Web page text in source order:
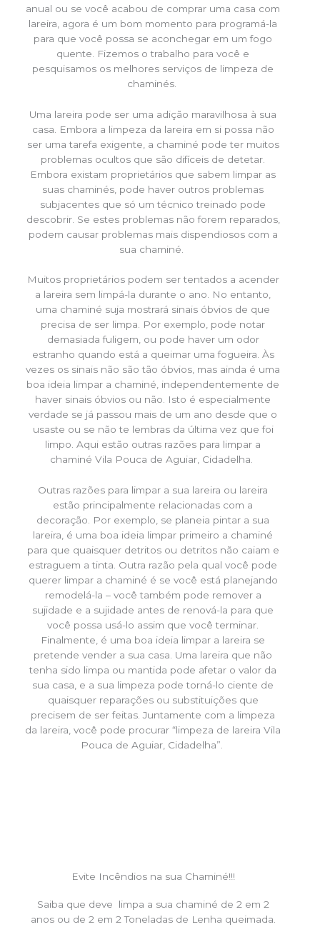
anual ou se você acabou de comprar uma casa com
lareira, agora é um bom momento para programá-la
para que você possa se aconchegar em um fogo
quente. Fizemos o trabalho para você e
pesquisamos os melhores serviços de limpeza de
chaminés.
Uma lareira pode ser uma adição maravilhosa à sua
casa. Embora a limpeza da lareira em si possa não
ser uma tarefa exigente, a chaminé pode ter muitos
problemas ocultos que são difíceis de detetar.
Embora existam proprietários que sabem limpar as
suas chaminés, pode haver outros problemas
subjacentes que só um técnico treinado pode
descobrir. Se estes problemas não forem reparados,
podem causar problemas mais dispendiosos com a
sua chaminé.
Muitos proprietários podem ser tentados a acender
a lareira sem limpá-la durante o ano. No entanto,
uma chaminé suja mostrará sinais óbvios de que
precisa de ser limpa. Por exemplo, pode notar
demasiada fuligem, ou pode haver um odor
estranho quando está a queimar uma fogueira. Às
vezes os sinais não são tão óbvios, mas ainda é uma
boa ideia limpar a chaminé, independentemente de
haver sinais óbvios ou não. Isto é especialmente
verdade se já passou mais de um ano desde que o
usaste ou se não te lembras da última vez que foi
limpo. Aqui estão outras razões para limpar a
chaminé Vila Pouca de Aguiar, Cidadelha.
Outras razões para limpar a sua lareira ou lareira
estão principalmente relacionadas com a
decoração. Por exemplo, se planeia pintar a sua
lareira, é uma boa ideia limpar primeiro a chaminé
para que quaisquer detritos ou detritos não caiam e
estraguem a tinta. Outra razão pela qual você pode
querer limpar a chaminé é se você está planejando
remodelá-la – você também pode remover a
sujidade e a sujidade antes de renová-la para que
você possa usá-lo assim que você terminar.
Finalmente, é uma boa ideia limpar a lareira se
pretende vender a sua casa. Uma lareira que não
tenha sido limpa ou mantida pode afetar o valor da
sua casa, e a sua limpeza pode torná-lo ciente de
quaisquer reparações ou substituições que
precisem de ser feitas. Juntamente com a limpeza
da lareira, você pode procurar “limpeza de lareira Vila
Pouca de Aguiar, Cidadelha”.
Evite Incêndios na sua Chaminé!!!
Saiba que deve limpa a sua chaminé de 2 em 2
anos ou de 2 em 2 Toneladas de Lenha queimada.